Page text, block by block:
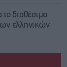
διαθέσιμο
ελληνικών